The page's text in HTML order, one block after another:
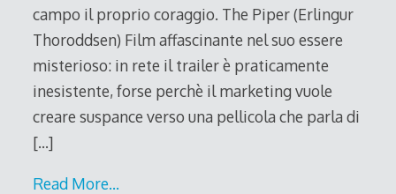
campo il proprio coraggio. The Piper (Erlingur
Thoroddsen) Film affascinante nel suo essere
misterioso: in rete il trailer è praticamente
inesistente, forse perchè il marketing vuole
creare suspance verso una pellicola che parla di
[…]
Read More…